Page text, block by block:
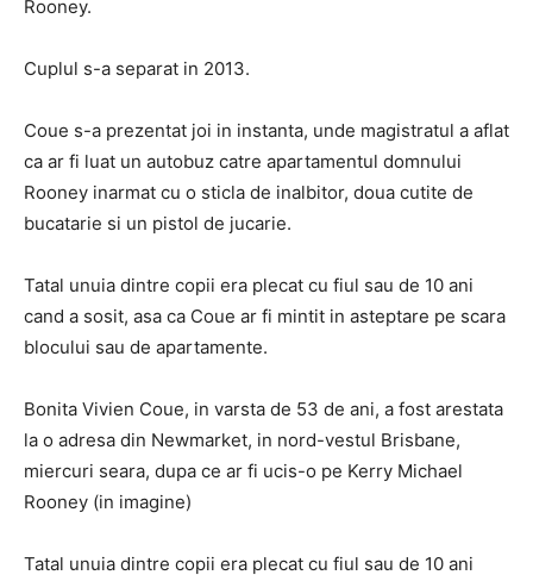
Rooney.
Cuplul s-a separat in 2013.
Coue s-a prezentat joi in instanta, unde magistratul a aflat
ca ar fi luat un autobuz catre apartamentul domnului
Rooney inarmat cu o sticla de inalbitor, doua cutite de
bucatarie si un pistol de jucarie.
Tatal unuia dintre copii era plecat cu fiul sau de 10 ani
cand a sosit, asa ca Coue ar fi mintit in asteptare pe scara
blocului sau de apartamente.
Bonita Vivien Coue, in varsta de 53 de ani, a fost arestata
la o adresa din Newmarket, in nord-vestul Brisbane,
miercuri seara, dupa ce ar fi ucis-o pe Kerry Michael
Rooney (in imagine)
Tatal unuia dintre copii era plecat cu fiul sau de 10 ani